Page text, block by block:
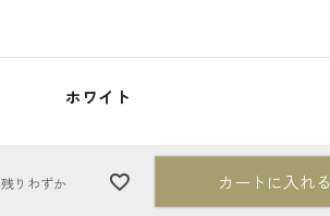
ホワイト
残りわずか カートに入れる